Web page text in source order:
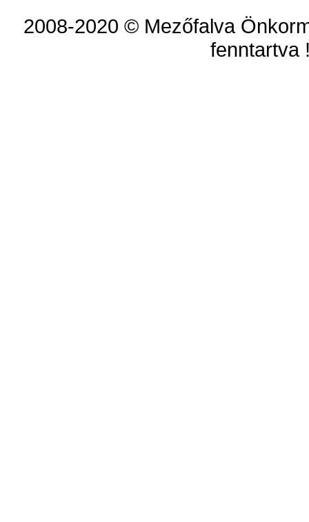
2008-2020 © Mezőfalva
fenntartva